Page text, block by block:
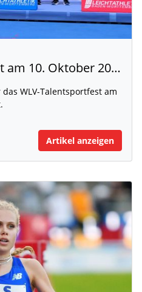
WLV-Talentsportfest am 10. Oktober 2026
WLV-Talentsportfest am
Artikel anzeigen